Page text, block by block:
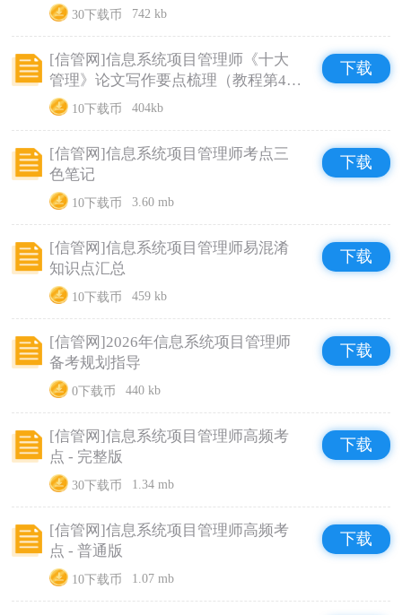
30下载币 742 kb
[信管网]信息系统项目管理师《十大
管理》论文写作要点梳理（教程第4
版）10下载币 404kb
下载
[信管网]信息系统项目管理师考点三
色笔记
10下载币 3.60 mb
下载
[信管网]信息系统项目管理师易混淆
知识点汇总
10下载币 459 kb
下载
[信管网]2026年信息系统项目管理师
备考规划指导
0下载币 440 kb
下载
[信管网]信息系统项目管理师高频考
点 - 完整版
30下载币 1.34 mb
下载
[信管网]信息系统项目管理师高频考
点 - 普通版
10下载币 1.07 mb
下载